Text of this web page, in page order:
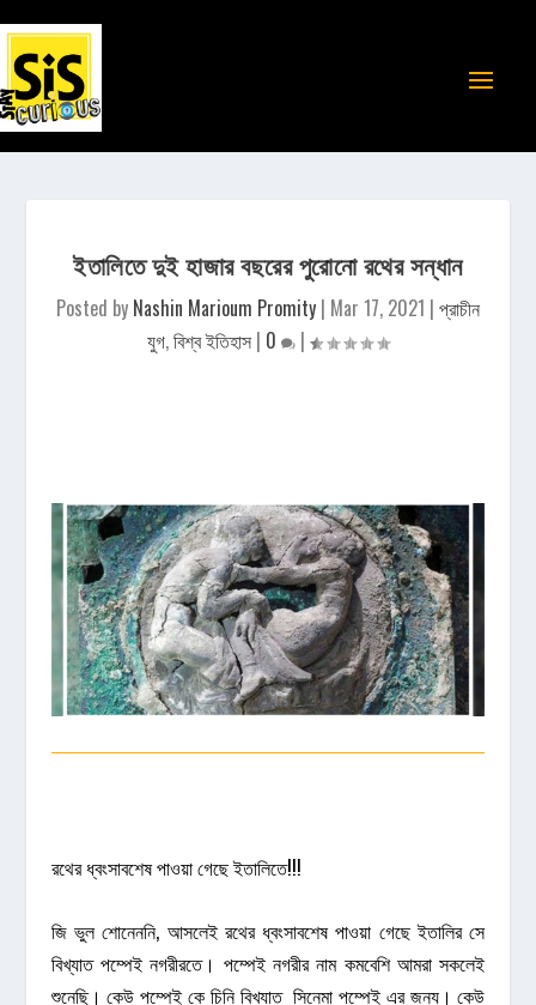
ইতালিতে দুই হাজার বছরের পুরোনো রথের সন্ধান
Posted by Nashin Marioum Promity | Mar 17, 2021 | প্রাচীন
যুগ,বিশ্ব ইতিহাস | 0 |
রথের ধ্বংসাবশেষ পাওয়া গেছে ইতালিতে!!!
জি ভুল শোনেননি, আসলেই রথের ধ্বংসাবশেষ পাওয়া গেছে ইতালির সে
বিখ্যাত পম্পেই নগরীরতে। পম্পেই নগরীর নাম কমবেশি আমরা সকলেই
শুনেছি। কেউ পম্পেই কে চিনি বিখ্যাত সিনেমা পম্পেই এর জন্য। কেউ